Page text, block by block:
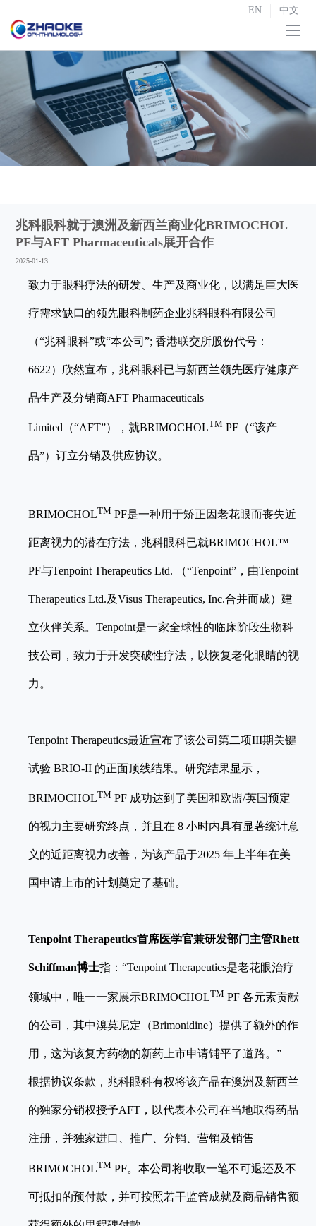
EN 中文
首页
关于我们 
研发与生产 
战略合作
联系我们
兆科眼科就于澳洲及新西兰商业化BRIMOCHOL
PF与AFT Pharmaceuticals展开合作
2025-01-13
致力于眼科疗法的研发、生产及商业化，以满足巨大医
疗需求缺口的领先眼科制药企业兆科眼科有限公司
（“兆科眼科”或“本公司”; 香港联交所股份代号：
6622）欣然宣布，兆科眼科已与新西兰领先医疗健康产
品生产及分销商AFT Pharmaceuticals
Limited（“AFT”），就BRIMOCHOLTM PF（“该产
品”）订立分销及供应协议。
BRIMOCHOLTM PF是一种用于矫正因老花眼而丧失近
距离视力的潜在疗法，兆科眼科已就BRIMOCHOL™
PF与Tenpoint Therapeutics Ltd. （“Tenpoint”，由Tenpoint
Therapeutics Ltd.及Visus Therapeutics, Inc.合并而成）建
立伙伴关系。Tenpoint是一家全球性的临床阶段生物科
技公司，致力于开发突破性疗法，以恢复老化眼睛的视
力。
Tenpoint Therapeutics最近宣布了该公司第二项III期关键
试验 BRIO-II 的正面顶线结果。研究结果显示，
BRIMOCHOLTM PF 成功达到了美国和欧盟/英国预定
的视力主要研究终点，并且在 8 小时内具有显著统计意
义的近距离视力改善，为该产品于2025 年上半年在美
国申请上市的计划奠定了基础。
Tenpoint Therapeutics首席医学官兼研发部门主管Rhett
Schiffman博士指：“Tenpoint Therapeutics是老花眼治疗
领域中，唯一一家展示BRIMOCHOLTM PF 各元素贡献
的公司，其中溴莫尼定（Brimonidine）提供了额外的作
用，这为该复方药物的新药上市申请铺平了道路。”
根据协议条款，兆科眼科有权将该产品在澳洲及新西兰
的独家分销权授予AFT，以代表本公司在当地取得药品
注册，并独家进口、推广、分销、营销及销售
BRIMOCHOLTM PF。本公司将收取一笔不可退还及不
可抵扣的预付款，并可按照若干监管成就及商品销售额